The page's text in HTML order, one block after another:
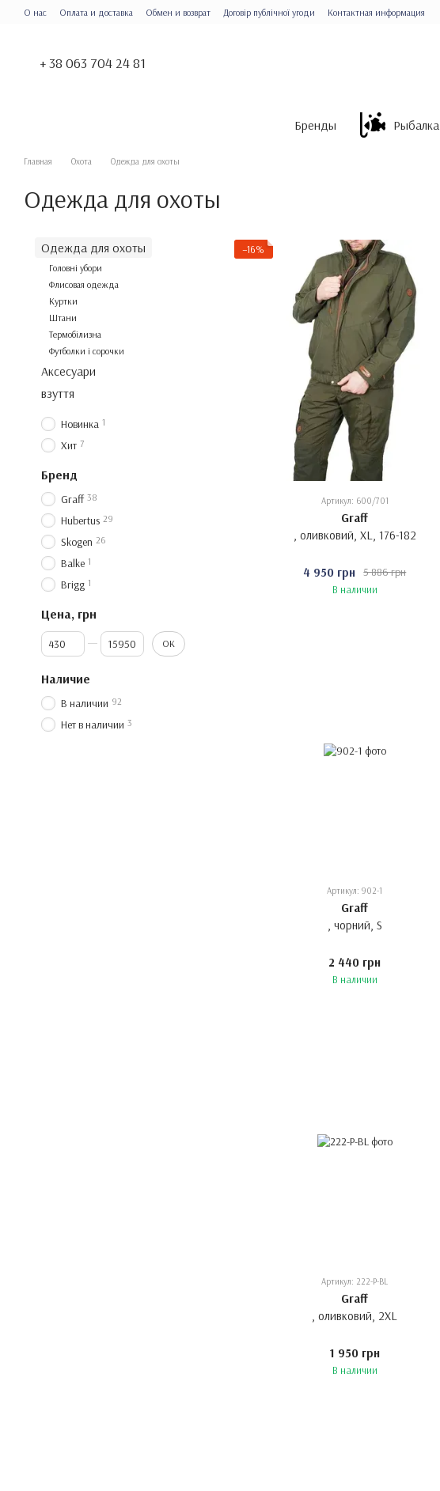
Перейти к основному контенту
О нас Оплата и доставка Обмен и возврат Договір публічної угоди Контактная информация
+ 38 063 704 24 81
Бренды Рыбалка
Главная Охота Одежда для охоты
Одежда для охоты
−16%
Артикул: 600/701
Graff
, оливковий, XL, 176-182
5 886 грн
4 950 грн
В наличии
Артикул: 902-1
Graff
, чорний, S
2 440 грн
В наличии
Артикул: 222-P-BL
Graff
, оливковий, 2XL
1 950 грн
В наличии
Одежда для охоты
Головні убори
Флисовая одежда
Куртки
Штани
Термобілизна
Футболки і сорочки
Аксесуари
взуття
Новинка 1
Хит 7
Бренд
Graff 38
Hubertus 29
Skogen 26
Balke 1
Brigg 1
Цена, грн
От Цена, грн
До Цена, грн OK
Наличие
В наличии 92
Нет в наличии 3